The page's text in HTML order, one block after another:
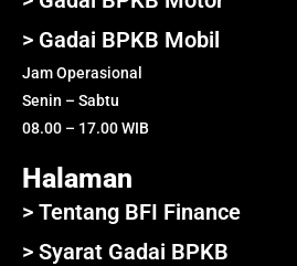
> Gadai BPKB Mobil
Jam Operasional
Senin – Sabtu
08.00 – 17.00 WIB
Halaman
> Tentang BFI Finance
> Syarat Gadai BPKB